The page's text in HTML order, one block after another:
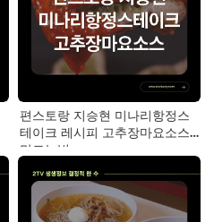
편스토랑 지승현 미나리항정스
테이크 레시피 고추장마요소스
만드는법